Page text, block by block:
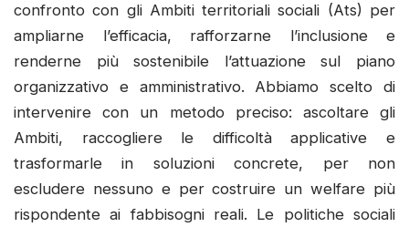
confronto con gli Ambiti territoriali sociali (Ats) per
ampliarne l’efficacia, rafforzarne l’inclusione e
renderne più sostenibile l’attuazione sul piano
organizzativo e amministrativo. Abbiamo scelto di
intervenire con un metodo preciso: ascoltare gli
Ambiti, raccogliere le difficoltà applicative e
trasformarle in soluzioni concrete, per non
escludere nessuno e per costruire un welfare più
rispondente ai fabbisogni reali. Le politiche sociali